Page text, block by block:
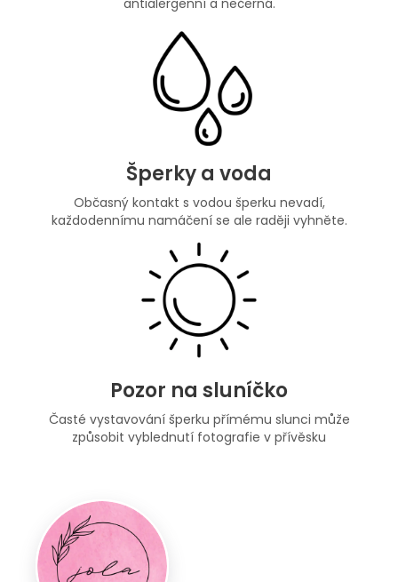
antialergenní a nečerná.
Šperky a voda
Občasný kontakt s vodou šperku nevadí,
každodennímu namáčení se ale raději vyhněte.
Pozor na sluníčko
Časté vystavování šperku přímému slunci může
způsobit vyblednutí fotografie v přívěsku